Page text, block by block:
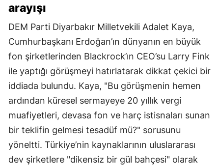
arayışı
DEM Parti Diyarbakır Milletvekili Adalet Kaya,
Cumhurbaşkanı Erdoğan’ın dünyanın en büyük
fon şirketlerinden Blackrock’ın CEO’su Larry Fink
ile yaptığı görüşmeyi hatırlatarak dikkat çekici bir
iddiada bulundu. Kaya, "Bu görüşmenin hemen
ardından küresel sermayeye 20 yıllık vergi
muafiyetleri, devasa fon ve harç istisnaları sunan
bir teklifin gelmesi tesadüf mü?" sorusunu
yöneltti. Türkiye’nin kaynaklarının uluslararası
dev şirketlere "dikensiz bir gül bahçesi" olarak